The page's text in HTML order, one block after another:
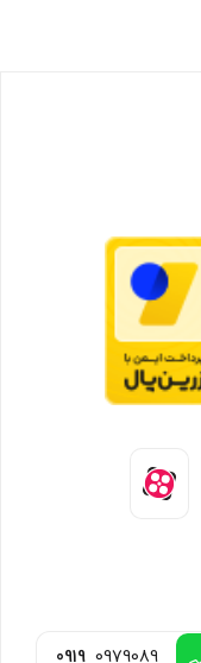
0919 0979089